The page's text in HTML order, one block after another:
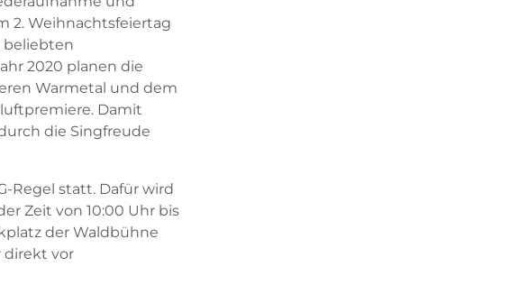
2. Weihnachtsfeiertag
beliebten
2020 planen die
Warmetal und dem
Damit
die Singfreude
Regel statt. Dafür wird
Zeit von 10:00 Uhr bis
der Waldbühne
direkt vor